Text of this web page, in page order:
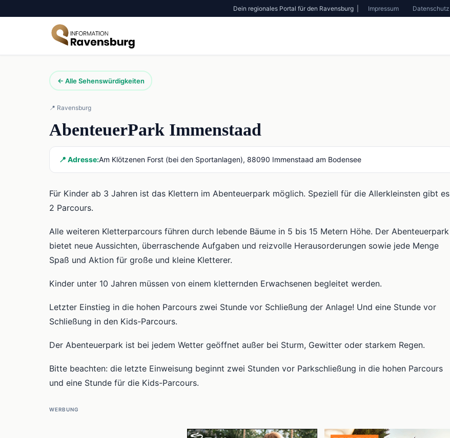
Dein regionales Portal für den Ravensburg | Impressum Datenschutz
← Alle Sehenswürdigkeiten
📍 Ravensburg
AbenteuerPark Immenstaad
📍 Adresse:Am Klötzenen Forst (bei den Sportanlagen), 88090 Immenstaad am Bodensee
Für Kinder ab 3 Jahren ist das Klettern im Abenteuerpark möglich. Speziell für die Allerkleinsten gibt es
2 Parcours.
Alle weiteren Kletterparcours führen durch lebende Bäume in 5 bis 15 Metern Höhe. Der Abenteuerpark
bietet neue Aussichten, überraschende Aufgaben und reizvolle Herausorderungen sowie jede Menge
Spaß und Aktion für große und kleine Kletterer.
Kinder unter 10 Jahren müssen von einem kletternden Erwachsenen begleitet werden.
Letzter Einstieg in die hohen Parcours zwei Stunde vor Schließung der Anlage! Und eine Stunde vor
Schließung in den Kids-Parcours.
Der Abenteuerpark ist bei jedem Wetter geöffnet außer bei Sturm, Gewitter oder starkem Regen.
Bitte beachten: die letzte Einweisung beginnt zwei Stunden vor Parkschließung in die hohen Parcours
und eine Stunde für die Kids-Parcours.
WERBUNG